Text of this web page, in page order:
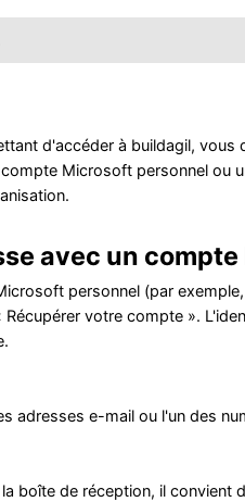
d'accéder à buildagil,
Microsoft personnel
avec un
personnel (par
votre compte ».
adresses e-mail ou l'un des
boîte de réception, il